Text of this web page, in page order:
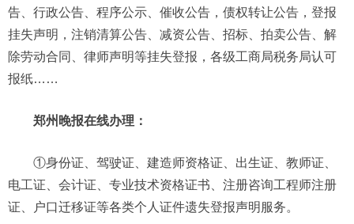
告、行政公告、程序公示、催收公告，债权转让公告，登报
挂失声明，注销清算公告、减资公告、招标、拍卖公告、解
除劳动合同、律师声明等挂失登报，各级工商局税务局认可
报纸……
郑州晚报在线办理：
①身份证、驾驶证、建造师资格证、出生证、教师证、
电工证、会计证、专业技术资格证书、注册咨询工程师注册
证、户口迁移证等各类个人证件遗失登报声明服务。